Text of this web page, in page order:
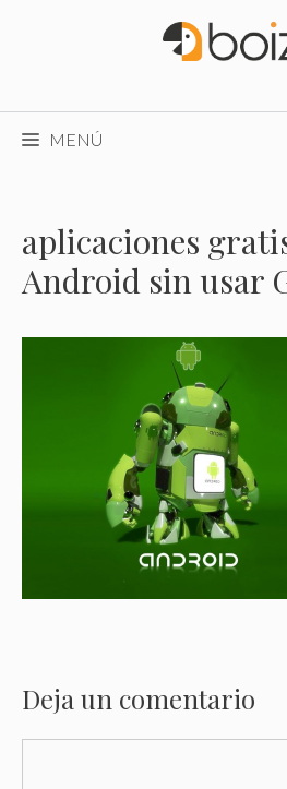
MENÚ
aplicaciones
Android sin usar
Deja un comentario